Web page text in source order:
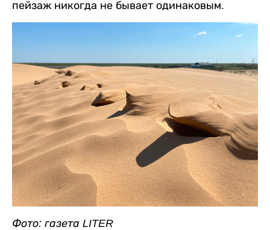
пейзаж никогда не бывает одинаковым.
Фото: газета LITER